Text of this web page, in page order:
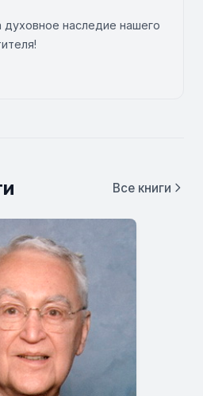
наследие нашего
Все книги